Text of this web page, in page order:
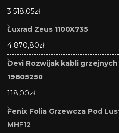
3 518,05zł
Luxrad Zeus 1100X735
4 870,80zł
Devi Rozwijak kabli
19805250
118,00zł
Fenix Folia Grzewcza Pod
MHF12